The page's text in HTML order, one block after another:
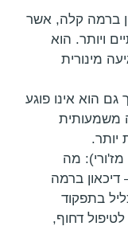
ברמה קלה, אשר
ויותר. הוא
מינורית
גם הוא אינו פוגע
משמעותית
יותר.
מז'ורי): מה
דיכאון ברמה
בתפקוד
לטיפול דחוף,